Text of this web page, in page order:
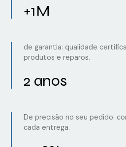
+1M
de garantia: qualidade
produtos e reparos.
2 anos
De precisão no seu pedido:
cada entrega.